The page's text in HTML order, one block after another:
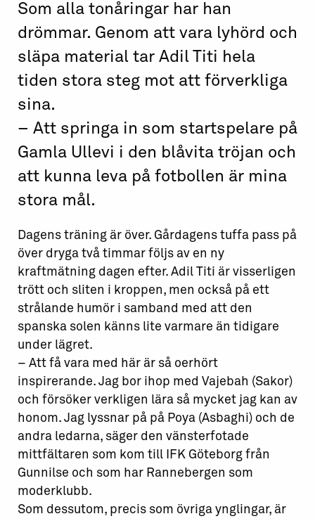
Som alla tonåringar har han
drömmar. Genom att vara lyhörd och
släpa material tar Adil Titi hela
tiden stora steg mot att förverkliga
sina.
– Att springa in som startspelare på
Gamla Ullevi i den blåvita tröjan och
att kunna leva på fotbollen är mina
stora mål.
Dagens träning är över. Gårdagens tuffa pass på
över dryga två timmar följs av en ny
kraftmätning dagen efter. Adil Titi är visserligen
trött och sliten i kroppen, men också på ett
strålande humör i samband med att den
spanska solen känns lite varmare än tidigare
under lägret.
– Att få vara med här är så oerhört
inspirerande. Jag bor ihop med Vajebah (Sakor)
och försöker verkligen lära så mycket jag kan av
honom. Jag lyssnar på på Poya (Asbaghi) och de
andra ledarna, säger den vänsterfotade
mittfältaren som kom till IFK Göteborg från
Gunnilse och som har Rannebergen som
moderklubb.
Som dessutom, precis som övriga ynglingar, är